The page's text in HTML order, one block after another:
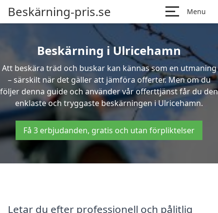
Beskärning-pris.se Menu
Beskärning i Ulricehamn
Att beskära träd och buskar kan kännas som en utmaning
– särskilt när det gäller att jämföra offerter. Men om du
följer denna guide och använder vår offerttjänst får du den
enklaste och tryggaste beskärningen i Ulricehamn.
Få 3 erbjudanden, gratis och utan förpliktelser
Letar du efter professionell och pålitlig